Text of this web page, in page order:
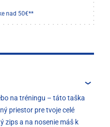
nad 50€**
na tréningu – táto taška
priestor pre tvoje celé
zips a na nosenie máš k